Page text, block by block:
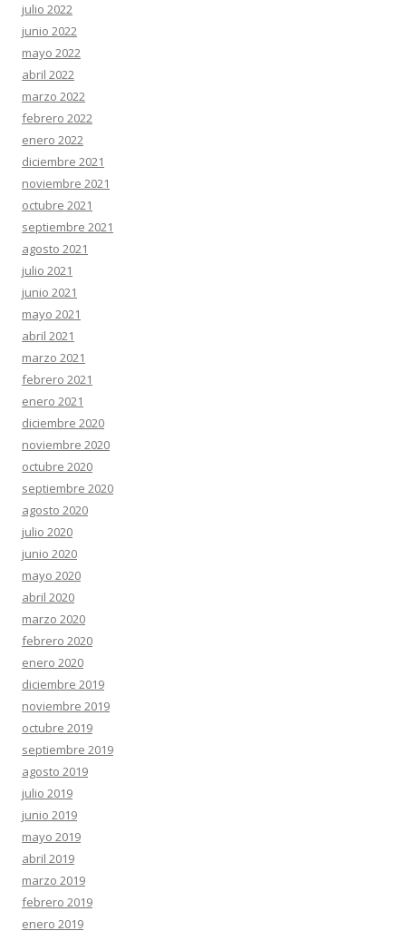
julio 2022
junio 2022
mayo 2022
abril 2022
marzo 2022
febrero 2022
enero 2022
diciembre 2021
noviembre 2021
octubre 2021
septiembre 2021
agosto 2021
julio 2021
junio 2021
mayo 2021
abril 2021
marzo 2021
febrero 2021
enero 2021
diciembre 2020
noviembre 2020
octubre 2020
septiembre 2020
agosto 2020
julio 2020
junio 2020
mayo 2020
abril 2020
marzo 2020
febrero 2020
enero 2020
diciembre 2019
noviembre 2019
octubre 2019
septiembre 2019
agosto 2019
julio 2019
junio 2019
mayo 2019
abril 2019
marzo 2019
febrero 2019
enero 2019